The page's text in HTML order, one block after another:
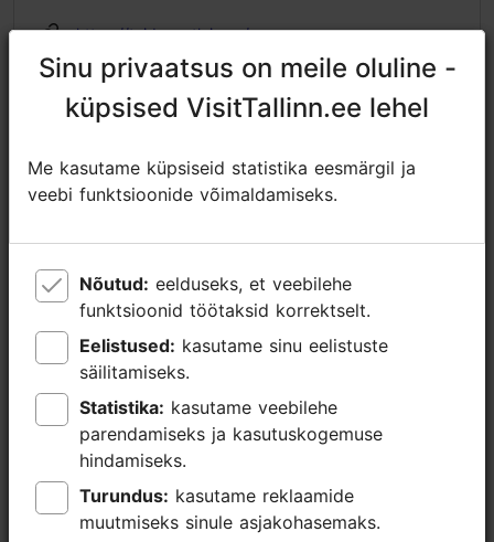
https://toidunautleja.ee/
https://www.facebook.com/FoodLoverWeek
info@toidunautleja.ee
+372 506 4808
Broneeri
Sinu privaatsus on meile oluline -
küpsised VisitTallinn.ee lehel
Me kasutame küpsiseid statistika eesmärgil ja
veebi funktsioonide võimaldamiseks.
Nõutud:
funktsioonid töötaksid korrektselt.
Eelistused:
säilitamiseks.
Statistika:
parendamiseks ja kasutuskogemuse
hindamiseks.
Turundus:
muutmiseks sinule asjakohasemaks.
Sinu privaatsus on meile oluline -
küpsised VisitTallinn.ee lehel
Me kasutame küpsiseid statistika eesmärgil ja
veebi funktsioonide võimaldamiseks.
Nõutud:
funktsioonid töötaksid korrektselt.
Eelistused:
säilitamiseks.
Statistika:
parendamiseks ja kasutuskogemuse
hindamiseks.
Turundus:
muutmiseks sinule asjakohasemaks.